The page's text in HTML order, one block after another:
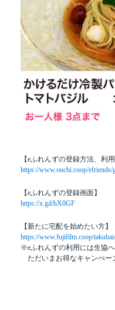
【eふれんずの登録方法、利用
https://www.ouchi.coop/
【eふれんずの登録画面】
https://x.gd/hX0GF
【新たに宅配を始めたい方】
https://www.fujifilm.coop/takuhai/
※eふれんずの利用には生協へ
ただいまお得なキャンぺー